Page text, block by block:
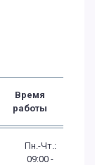
Время
работы
Пн.-Чт.:
09:00 -